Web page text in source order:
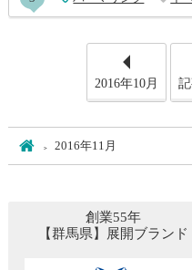
2016年10月
ホーム
2016年11月
創業55年
【群馬県】展開ブランド